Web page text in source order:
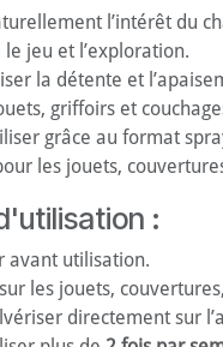
l’intérêt du
le jeu et l’exploration.
la détente et
griffoirs et
grâce au format
les jouets,
:
avant utilisation.
les jouets,
directement sur